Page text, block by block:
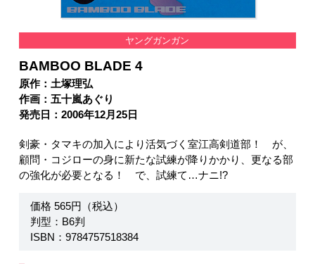
ヤングガンガン
BAMBOO BLADE 4
原作：土塚理弘
作画：五十嵐あぐり
発売日：2006年12月25日
剣豪・タマキの加入により活気づく室江高剣道部！ が、
顧問・コジローの身に新たな試練が降りかかり、更なる部
の強化が必要となる！ で、試練て…ナニ!?
価格 565円（税込）
判型：B6判
ISBN：9784757518384